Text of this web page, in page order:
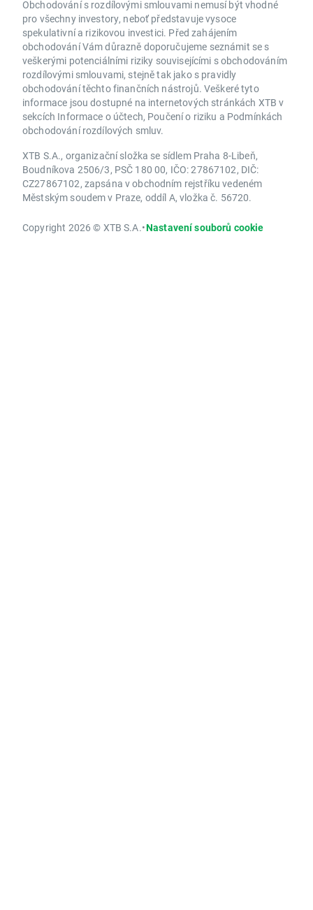
Obchodování s rozdílovými smlouvami nemusí být vhodné
pro všechny investory, neboť představuje vysoce
spekulativní a rizikovou investici. Před zahájením
obchodování Vám důrazně doporučujeme seznámit se s
veškerými potenciálními riziky souvisejícími s obchodováním
rozdílovými smlouvami, stejně tak jako s pravidly
obchodování těchto finančních nástrojů. Veškeré tyto
informace jsou dostupné na internetových stránkách XTB v
sekcích Informace o účtech, Poučení o riziku a Podmínkách
obchodování rozdílových smluv.
XTB S.A., organizační složka se sídlem Praha 8-Libeň,
Boudníkova 2506/3, PSČ 180 00, IČO: 27867102, DIČ:
CZ27867102, zapsána v obchodním rejstříku vedeném
Městským soudem v Praze, oddíl A, vložka č. 56720.
Copyright 2026 © XTB S.A.•Nastavení souborů cookie